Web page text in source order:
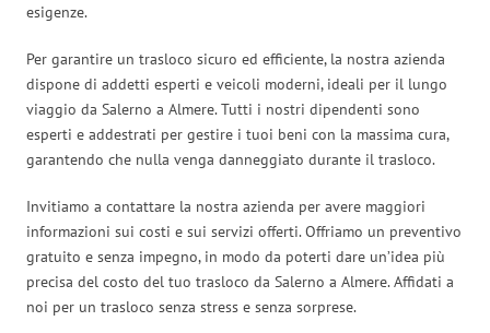
esigenze.
Per garantire un trasloco sicuro ed efficiente, la nostra azienda
dispone di addetti esperti e veicoli moderni, ideali per il lungo
viaggio da Salerno a Almere. Tutti i nostri dipendenti sono
esperti e addestrati per gestire i tuoi beni con la massima cura,
garantendo che nulla venga danneggiato durante il trasloco.
Invitiamo a contattare la nostra azienda per avere maggiori
informazioni sui costi e sui servizi offerti. Offriamo un preventivo
gratuito e senza impegno, in modo da poterti dare un’idea più
precisa del costo del tuo trasloco da Salerno a Almere. Affidati a
noi per un trasloco senza stress e senza sorprese.